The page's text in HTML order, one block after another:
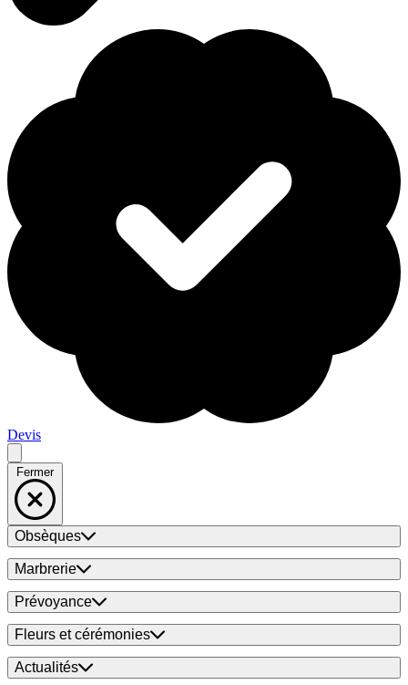
Devis
Fermer
Obsèques
Marbrerie
Prévoyance
Fleurs et cérémonies
Actualités